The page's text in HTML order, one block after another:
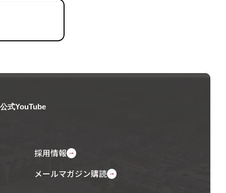
公式YouTube
採用情報
メールマガジン購読